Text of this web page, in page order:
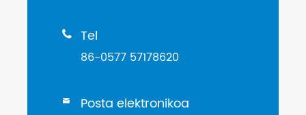
 Tel
86-0577 57178620
 Posta elektronikoa